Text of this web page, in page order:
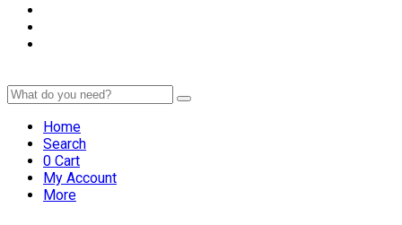
Home
Search
0 Cart
My Account
More